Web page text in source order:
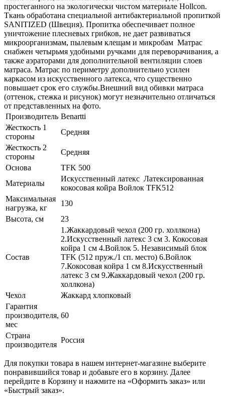
простеганного на экологически чистом материале Hollcon.
Ткань обработана специальной антибактериальной пропиткой
SANITIZED (Швеция). Пропитка обеспечивает полное
уничтожение плесневых грибков, не дает развиваться
микроорганизмам, пылевым клещам и микробам Матрас
снабжен четырьмя удобными ручками для переворачивания, а
также аэраторами для дополнительной вентиляции слоев
матраса. Матрас по периметру дополнительно усилен
каркасом из искусственного латекса, что существенно
повышает срок его службы.Внешний вид обивки матраса
(оттенок, стежка и рисунок) могут незначительно отличаться
от представленных на фото.
Производитель Benartti
Жесткость 1
стороны
Средняя
Жесткость 2
стороны
Средняя
Основа
TFK 500
Материалы
Искусственный латекс Латексированная
кокосовая койра Войлок TFK512
Максимальная
нагрузка, кг
130
Высота, см
23
Состав
1.Жаккардовый чехол (200 гр. холлкона)
2.Искусственный латекс 3 см 3. Кокосовая
койра 1 см 4.Войлок 5. Независимый блок
TFK (512 пруж./1 сп. место) 6.Войлок
7.Кокосовая койра 1 см 8.Искусственный
латекс 3 см 9.Жаккардовый чехол (200 гр.
холлкона)
Чехол
Жаккард хлопковый
Гарантия
производителя,
мес
60
Страна
производителя
Россия
Для покупки товара в нашем интернет-магазине выберите
понравившийся товар и добавьте его в корзину. Далее
перейдите в Корзину и нажмите на «Оформить заказ» или
«Быстрый заказ».